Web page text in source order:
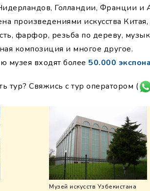
Голландии, Франции и
произведениями искусства
фарфор, резьба по дереву,
композиция и многое другое.
музея входят более 50.000
тур? Свяжись с тур оператором (
Музей искусств Узбекистана